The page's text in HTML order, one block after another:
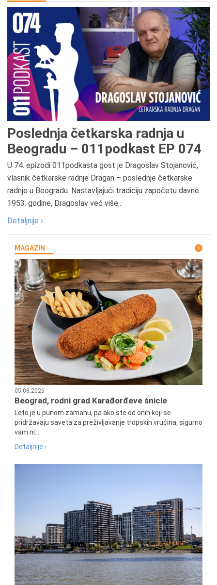
Poslednja četkarska radnja u
Beogradu – 011podkast EP 074
U 74. epizodi 011podkasta gost je Dragoslav Stojanović,
vlasnik četkarske radnje Dragan – poslednje četkarske
radnje u Beogradu. Nastavljajući tradiciju započetu davne
1953. godine, Dragoslav već više...
Detaljnije ›
MAGAZIN
05.08.2026
Beograd, rodni grad Karađorđeve šnicle
Leto je u punom zamahu, pa ako ste od onih koji se
pridržavaju saveta za preživljavanje tropskih vrućina, sigurno
vam ni...
Detaljnije ›